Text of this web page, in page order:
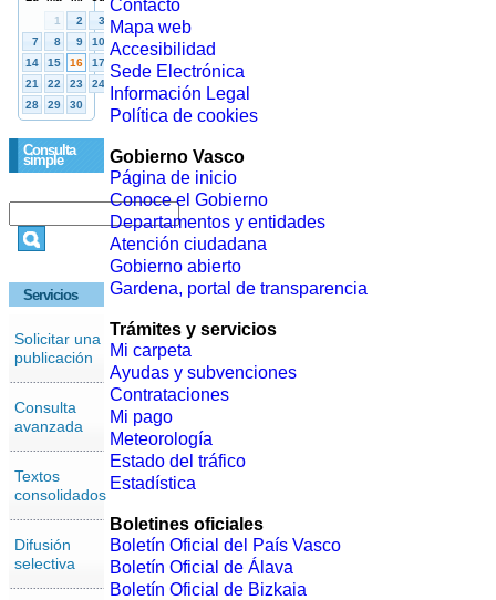
Consulta
simple
Servicios
Solicitar una
publicación
Consulta
avanzada
Textos
consolidados
Difusión
selectiva
Contacto
Mapa web
Accesibilidad
Sede Electrónica
Información Legal
Política de cookies
Gobierno Vasco
Página de inicio
Conoce el Gobierno
Departamentos y entidades
Atención ciudadana
Gobierno abierto
Gardena, portal de transparencia
Trámites y servicios
Mi carpeta
Ayudas y subvenciones
Contrataciones
Mi pago
Meteorología
Estado del tráfico
Estadística
Boletines oficiales
Boletín Oficial del País Vasco
Boletín Oficial de Álava
Boletín Oficial de Bizkaia